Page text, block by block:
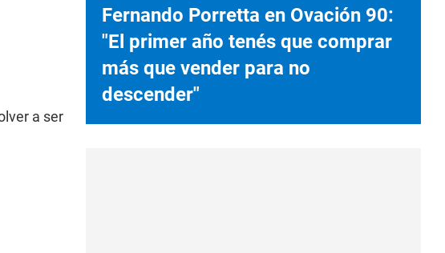
a ser
Fernando Porretta en Ovación 90:
"El primer año tenés que comprar
más que vender para no
descender"